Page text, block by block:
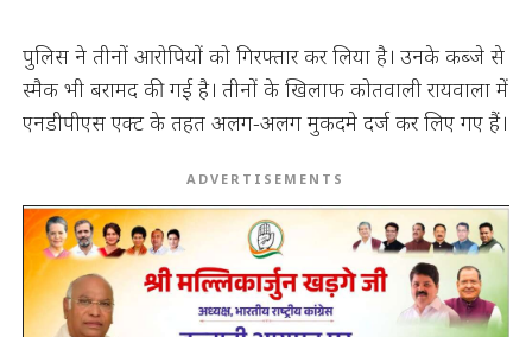
पुलिस ने तीनों आरोपियों को गिरफ्तार कर लिया है। उनके कब्जे से
स्मैक भी बरामद की गई है। तीनों के खिलाफ कोतवाली रायवाला में
एनडीपीएस एक्ट के तहत अलग-अलग मुकदमे दर्ज कर लिए गए हैं।
ADVERTISEMENTS